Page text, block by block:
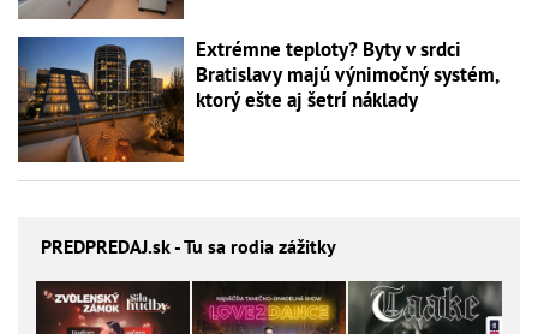
Extrémne teploty? Byty v srdci
Bratislavy majú výnimočný systém,
ktorý ešte aj šetrí náklady
PREDPREDAJ.sk - Tu sa rodia zážitky